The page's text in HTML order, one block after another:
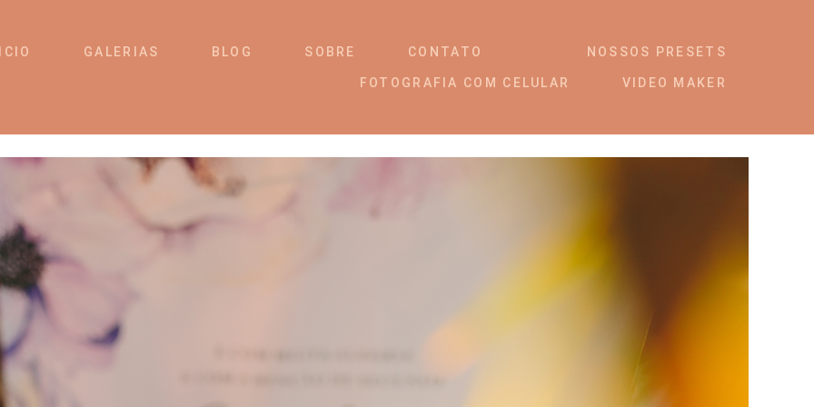
GALERIAS BLOG SOBRE CONTATO NOSSOS PRESETS
FOTOGRAFIA COM CELULAR VIDEO MAKER